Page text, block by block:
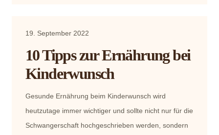
19. September 2022
10 Tipps zur Ernährung bei
Kinderwunsch
Gesunde Ernährung beim Kinderwunsch wird
heutzutage immer wichtiger und sollte nicht nur für die
Schwangerschaft hochgeschrieben werden, sondern